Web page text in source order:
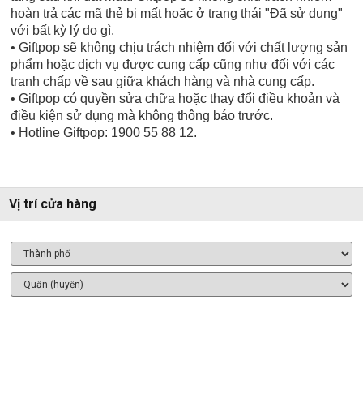
hoàn trả các mã thẻ bị mất hoặc ở trạng thái "Đã sử dụng"
với bất kỳ lý do gì.
• Giftpop sẽ không chịu trách nhiệm đối với chất lượng sản
phẩm hoặc dịch vụ được cung cấp cũng như đối với các
tranh chấp về sau giữa khách hàng và nhà cung cấp.
• Giftpop có quyền sửa chữa hoặc thay đổi điều khoản và
điều kiện sử dụng mà không thông báo trước.
• Hotline Giftpop: 1900 55 88 12.
Vị trí cửa hàng